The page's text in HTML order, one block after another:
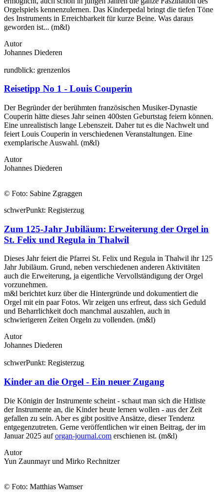
Orgelspiels kennenzulernen. Das Kinderpedal bringt die tiefen Töne
des Instruments in Erreichbarkeit für kurze Beine. Was daraus
geworden ist... (m&l)
Autor
Johannes Diederen
rundblick: grenzenlos
Reisetipp No 1 - Louis Couperin
Der Begründer der berühmten französischen Musiker-Dynastie
Couperin hätte dieses Jahr seinen 400sten Geburtstag feiern können.
Eine unrealistisch lange Lebenszeit. Daher tut es die Nachwelt und
feiert Louis Couperin in verschiedenen Veranstaltungen. Eine
exemplarische Auswahl. (m&l)
Autor
Johannes Diederen
© Foto: Sabine Zgraggen
schwerPunkt: Registerzug
Zum 125-Jahr Jubiläum: Erweiterung der Orgel in
St. Felix und Regula in Thalwil
Dieses Jahr feiert die Pfarrei St. Felix und Regula in Thalwil ihr 125
Jahr Jubiläum. Grund, neben verschiedenen anderen Aktivitäten
auch die Erweiterung, ja eigentliche Vervollständigung der Orgel
vorzunehmen.
m&l berichtet kurz über die Hintergründe und dokumentiert die
Orgel mit ein paar Fotos. Wir zeigen uns erfreut, dass sich Geduld
und Beharrlichkeit doch manchmal auszahlen, auch in
schwierigeren Zeiten Orgeln zu vollenden. (m&l)
Autor
Johannes Diederen
schwerPunkt: Registerzug
Kinder an die Orgel - Ein neuer Zugang
Die Königin der Instrumente scheint - schaut man sich die Hitliste
der Instrumente an, die Kinder heute lernen wollen - aus der Zeit
gefallen zu sein. Aber es gibt positive Ansätze, dieser Tendenz
entgegenzutreten. Gerne veröffentlichen wir einen Beitrag, der im
Januar 2025 auforgan-journal.com erschienen ist. (m&l)
Autor
Yun Zaunmayr und Mirko Rechnitzer
© Foto: Matthias Wamser